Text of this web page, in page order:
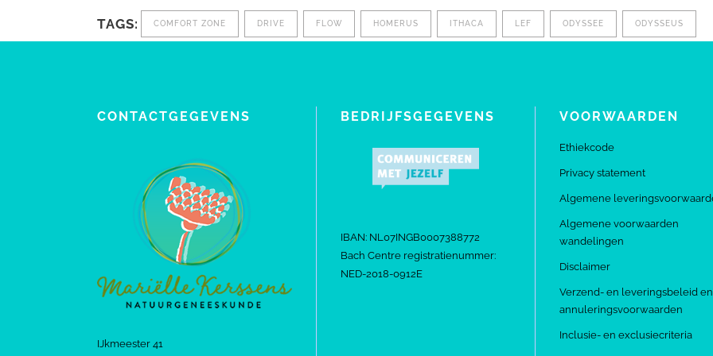
TAGS: COMFORT ZONE DRIVE FLOW HOMERUS ITHACA LEF ODYSSEE ODYSSEUS
CONTACTGEGEVENS
IJkmeester 41
BEDRIJFSGEGEVENS
IBAN: NL07INGB0007388772
Bach Centre registratienummer:
NED-2018-0912E
VOORWAARDEN
Ethiekcode
Privacy statement
Algemene
Algemene voorwaarden
wandelingen
Disclaimer
Verzend- en leveringsbeleid en
annuleringsvoorwaarden
Inclusie- en exclusiecriteria